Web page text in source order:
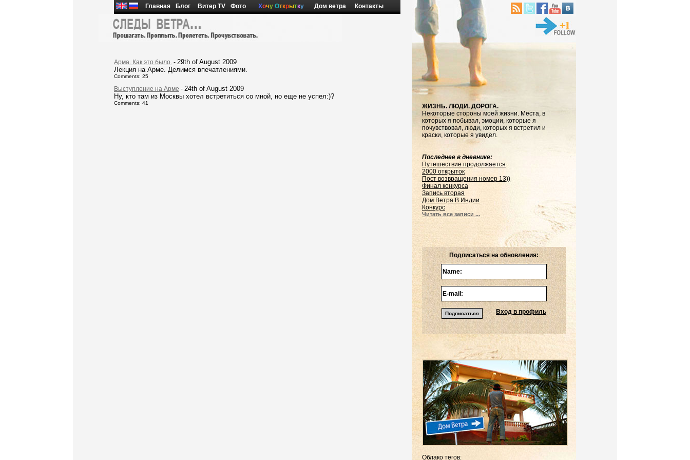
ЖИЗНЬ. ЛЮДИ. ДОРОГА.
Некоторые стороны моей жизни. Места, в
которых я побывал, эмоции, которые я
почувствовал, люди, которых я встретил и
краски, которые я увидел.
Последнее в дневнике:
Путешествие продолжается
2000 открыток
Пост возвращения номер 13))
Финал конкурса
Запись вторая
Дом Ветра В Индии
Конкурс
Читать все записи ...
Подписаться на обновления:
Вход в профиль
Облако тегов:
Главная Блог Витер TV Фото Хочу Открытку Дом ветра Контакты
Арма. Как это было. - 29th of August 2009
Лекция на Арме. Делимся впечатлениями.
Comments: 25
Выступление на Арме - 24th of August 2009
Ну, кто там из Москвы хотел встретиться со мной, но еще не успел:)?
Comments: 41